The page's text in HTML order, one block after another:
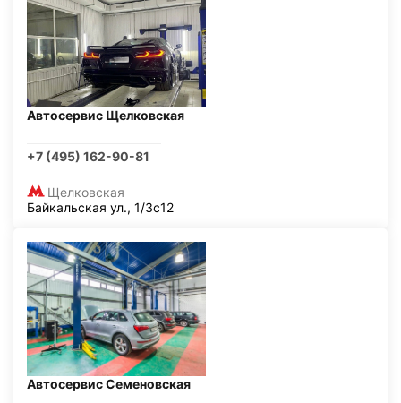
Автосервис Щелковская
+7 (495) 162-90-81
Щелковская
Байкальская ул., 1/3с12
Автосервис Семеновская